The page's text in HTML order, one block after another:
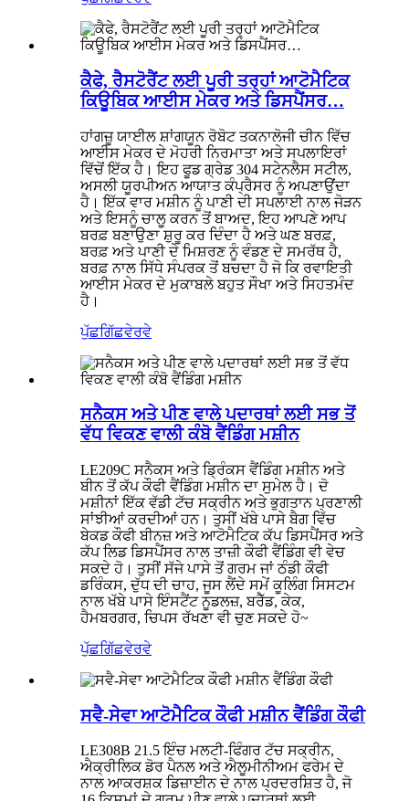
ਕੈਫੇ, ਰੈਸਟੋਰੈਂਟ ਲਈ ਪੂਰੀ ਤਰ੍ਹਾਂ ਆਟੋਮੈਟਿਕ
ਕਿਊਬਿਕ ਆਈਸ ਮੇਕਰ ਅਤੇ ਡਿਸਪੈਂਸਰ…
ਹਾਂਗਜ਼ੂ ਯਾਈਲ ਸ਼ਾਂਗਯੂਨ ਰੋਬੋਟ ਤਕਨਾਲੋਜੀ ਚੀਨ ਵਿੱਚ
ਆਈਸ ਮੇਕਰ ਦੇ ਮੋਹਰੀ ਨਿਰਮਾਤਾ ਅਤੇ ਸਪਲਾਇਰਾਂ
ਵਿੱਚੋਂ ਇੱਕ ਹੈ। ਇਹ ਫੂਡ ਗ੍ਰੇਡ 304 ਸਟੇਨਲੈਸ ਸਟੀਲ,
ਅਸਲੀ ਯੂਰਪੀਅਨ ਆਯਾਤ ਕੰਪ੍ਰੈਸਰ ਨੂੰ ਅਪਣਾਉਂਦਾ
ਹੈ। ਇੱਕ ਵਾਰ ਮਸ਼ੀਨ ਨੂੰ ਪਾਣੀ ਦੀ ਸਪਲਾਈ ਨਾਲ ਜੋੜਨ
ਅਤੇ ਇਸਨੂੰ ਚਾਲੂ ਕਰਨ ਤੋਂ ਬਾਅਦ, ਇਹ ਆਪਣੇ ਆਪ
ਬਰਫ਼ ਬਣਾਉਣਾ ਸ਼ੁਰੂ ਕਰ ਦਿੰਦਾ ਹੈ ਅਤੇ ਘਣ ਬਰਫ਼,
ਬਰਫ਼ ਅਤੇ ਪਾਣੀ ਦੇ ਮਿਸ਼ਰਣ ਨੂੰ ਵੰਡਣ ਦੇ ਸਮਰੱਥ ਹੈ,
ਬਰਫ਼ ਨਾਲ ਸਿੱਧੇ ਸੰਪਰਕ ਤੋਂ ਬਚਦਾ ਹੈ ਜੋ ਕਿ ਰਵਾਇਤੀ
ਆਈਸ ਮੇਕਰ ਦੇ ਮੁਕਾਬਲੇ ਬਹੁਤ ਸੌਖਾ ਅਤੇ ਸਿਹਤਮੰਦ
ਹੈ।
ਪੁੱਛਗਿੱਛਵੇਰਵੇ
ਸਨੈਕਸ ਅਤੇ ਪੀਣ ਵਾਲੇ ਪਦਾਰਥਾਂ ਲਈ ਸਭ ਤੋਂ
ਵੱਧ ਵਿਕਣ ਵਾਲੀ ਕੰਬੋ ਵੈਂਡਿੰਗ ਮਸ਼ੀਨ
LE209C ਸਨੈਕਸ ਅਤੇ ਡ੍ਰਿੰਕਸ ਵੈਂਡਿੰਗ ਮਸ਼ੀਨ ਅਤੇ
ਬੀਨ ਤੋਂ ਕੱਪ ਕੌਫੀ ਵੈਂਡਿੰਗ ਮਸ਼ੀਨ ਦਾ ਸੁਮੇਲ ਹੈ। ਦੋ
ਮਸ਼ੀਨਾਂ ਇੱਕ ਵੱਡੀ ਟੱਚ ਸਕ੍ਰੀਨ ਅਤੇ ਭੁਗਤਾਨ ਪ੍ਰਣਾਲੀ
ਸਾਂਝੀਆਂ ਕਰਦੀਆਂ ਹਨ। ਤੁਸੀਂ ਖੱਬੇ ਪਾਸੇ ਬੈਗ ਵਿੱਚ
ਬੇਕਡ ਕੌਫੀ ਬੀਨਜ਼ ਅਤੇ ਆਟੋਮੈਟਿਕ ਕੱਪ ਡਿਸਪੈਂਸਰ ਅਤੇ
ਕੱਪ ਲਿਡ ਡਿਸਪੈਂਸਰ ਨਾਲ ਤਾਜ਼ੀ ਕੌਫੀ ਵੈਂਡਿੰਗ ਵੀ ਵੇਚ
ਸਕਦੇ ਹੋ। ਤੁਸੀਂ ਸੱਜੇ ਪਾਸੇ ਤੋਂ ਗਰਮ ਜਾਂ ਠੰਡੀ ਕੌਫੀ
ਡਰਿੰਕਸ, ਦੁੱਧ ਦੀ ਚਾਹ, ਜੂਸ ਲੈਂਦੇ ਸਮੇਂ ਕੂਲਿੰਗ ਸਿਸਟਮ
ਨਾਲ ਖੱਬੇ ਪਾਸੇ ਇੰਸਟੈਂਟ ਨੂਡਲਜ਼, ਬਰੈੱਡ, ਕੇਕ,
ਹੈਮਬਰਗਰ, ਚਿਪਸ ਰੱਖਣਾ ਵੀ ਚੁਣ ਸਕਦੇ ਹੋ~
ਪੁੱਛਗਿੱਛਵੇਰਵੇ
ਸਵੈ-ਸੇਵਾ ਆਟੋਮੈਟਿਕ ਕੌਫੀ ਮਸ਼ੀਨ ਵੈਂਡਿੰਗ ਕੌਫੀ
LE308B 21.5 ਇੰਚ ਮਲਟੀ-ਫਿੰਗਰ ਟੱਚ ਸਕ੍ਰੀਨ,
ਐਕ੍ਰੀਲਿਕ ਡੋਰ ਪੈਨਲ ਅਤੇ ਐਲੂਮੀਨੀਅਮ ਫਰੇਮ ਦੇ
ਨਾਲ ਆਕਰਸ਼ਕ ਡਿਜ਼ਾਈਨ ਦੇ ਨਾਲ ਪ੍ਰਦਰਸ਼ਿਤ ਹੈ, ਜੋ